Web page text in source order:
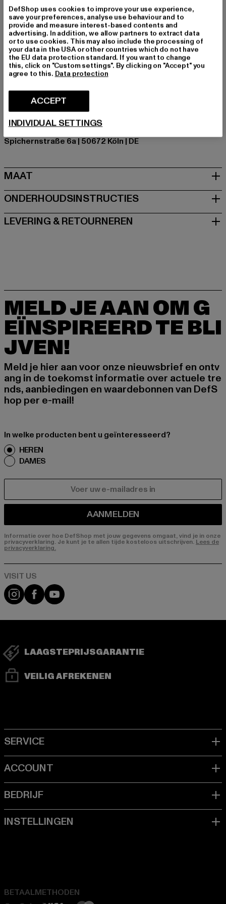
Gelegenheid: Alledaags, Comfortabel, Vrije tijd, Casual
Soorten sluitingen: verborgen knoopsluiting
Cut: Slim-Fit
Merk: Brandit
Kategori: Cargobroeken
Kleur: schwarz
Kleur fabrikant: black
Materiële samenstelling: 100% Katoen
Art.Nr: BD1016-00007
Fabrikant: Brandit Textil GmbH |
Spichernstraße 6a | 50672 Köln | DE
MAAT
ONDERHOUDSINSTRUCTIES
LEVERING & RETOURNEREN
MELD JE AAN OM G
EÏNSPIREERD TE BLI
JVEN!
Meld je hier aan voor onze nieuwsbrief en ontv
ang in de toekomst informatie over actuele tre
nds, aanbiedingen en waardebonnen van DefS
hop per e-mail!
In welke producten bent u geïnteresseerd?
HEREN
DAMES
AANMELDEN
Informatie over hoe DefShop met jouw gegevens omgaat, vind je in onze
privacyverklaring. Je kunt je te allen tijde kosteloos uitschrijven. Lees de
privacyverklaring.
Visit our Instagram page:
Visit our Facebook page:
Visit our YouTube channel:
LAAGSTEPRIJSGARANTIE
VEILIG AFREKENEN
BETAALMETHODEN
DefShop uses cookies to improve your use experience,
save your preferences, analyse use behaviour and to
provide and measure interest-based contents and
advertising. In addition, we allow partners to extract data
or to use cookies. This may also include the processing of
your data in the USA or other countries which do not have
the EU data protection standard. If you want to change
this, click on "Custom settings". By clicking on "Accept" you
agree to this. Data protection
ACCEPT
INDIVIDUAL SETTINGS